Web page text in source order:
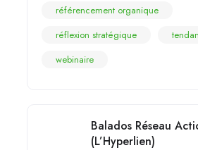
référencement organique
réflexion stratégique
webinaire
Balados Réseau
(L’Hyperlien)